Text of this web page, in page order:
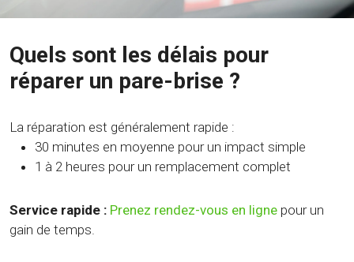
Quels sont les délais pour
réparer un pare-brise ?
La réparation est généralement rapide :
30 minutes en moyenne pour un impact simple
1 à 2 heures pour un remplacement complet
Service rapide : Prenez rendez-vous en ligne pour un
gain de temps.